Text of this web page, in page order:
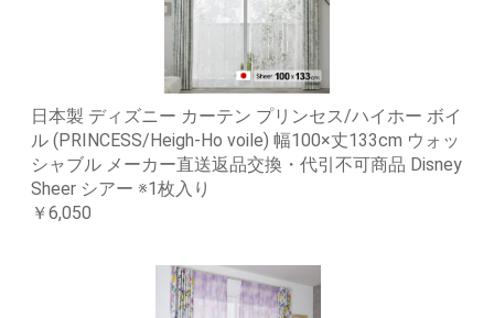
日本製 ディズニー カーテン プリンセス/ハイホー ボイ
ル (PRINCESS/Heigh-Ho voile) 幅100×丈133cm ウォッ
シャブル メーカー直送返品交換・代引不可商品 Disney
Sheer シアー ※1枚入り
￥6,050